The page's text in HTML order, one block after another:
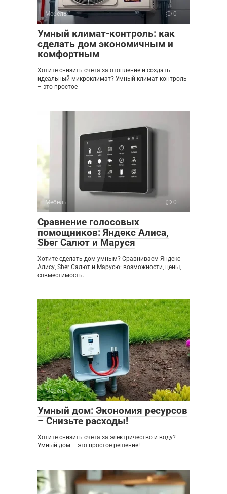
Мебель 0
Умный климат-контроль: как
сделать дом экономичным и
комфортным
Хотите снизить счета за отопление и создать
идеальный микроклимат? Умный климат-контроль
– это простое
Мебель 0
Сравнение голосовых
помощников: Яндекс Алиса,
Sber Салют и Маруся
Хотите сделать дом умным? Сравниваем Яндекс
Алису, Sber Салют и Марусю: возможности, цены,
совместимость.
Мебель 0
Умный дом: Экономия ресурсов
– Снизьте расходы!
Хотите снизить счета за электричество и воду?
Умный дом – это простое решение!